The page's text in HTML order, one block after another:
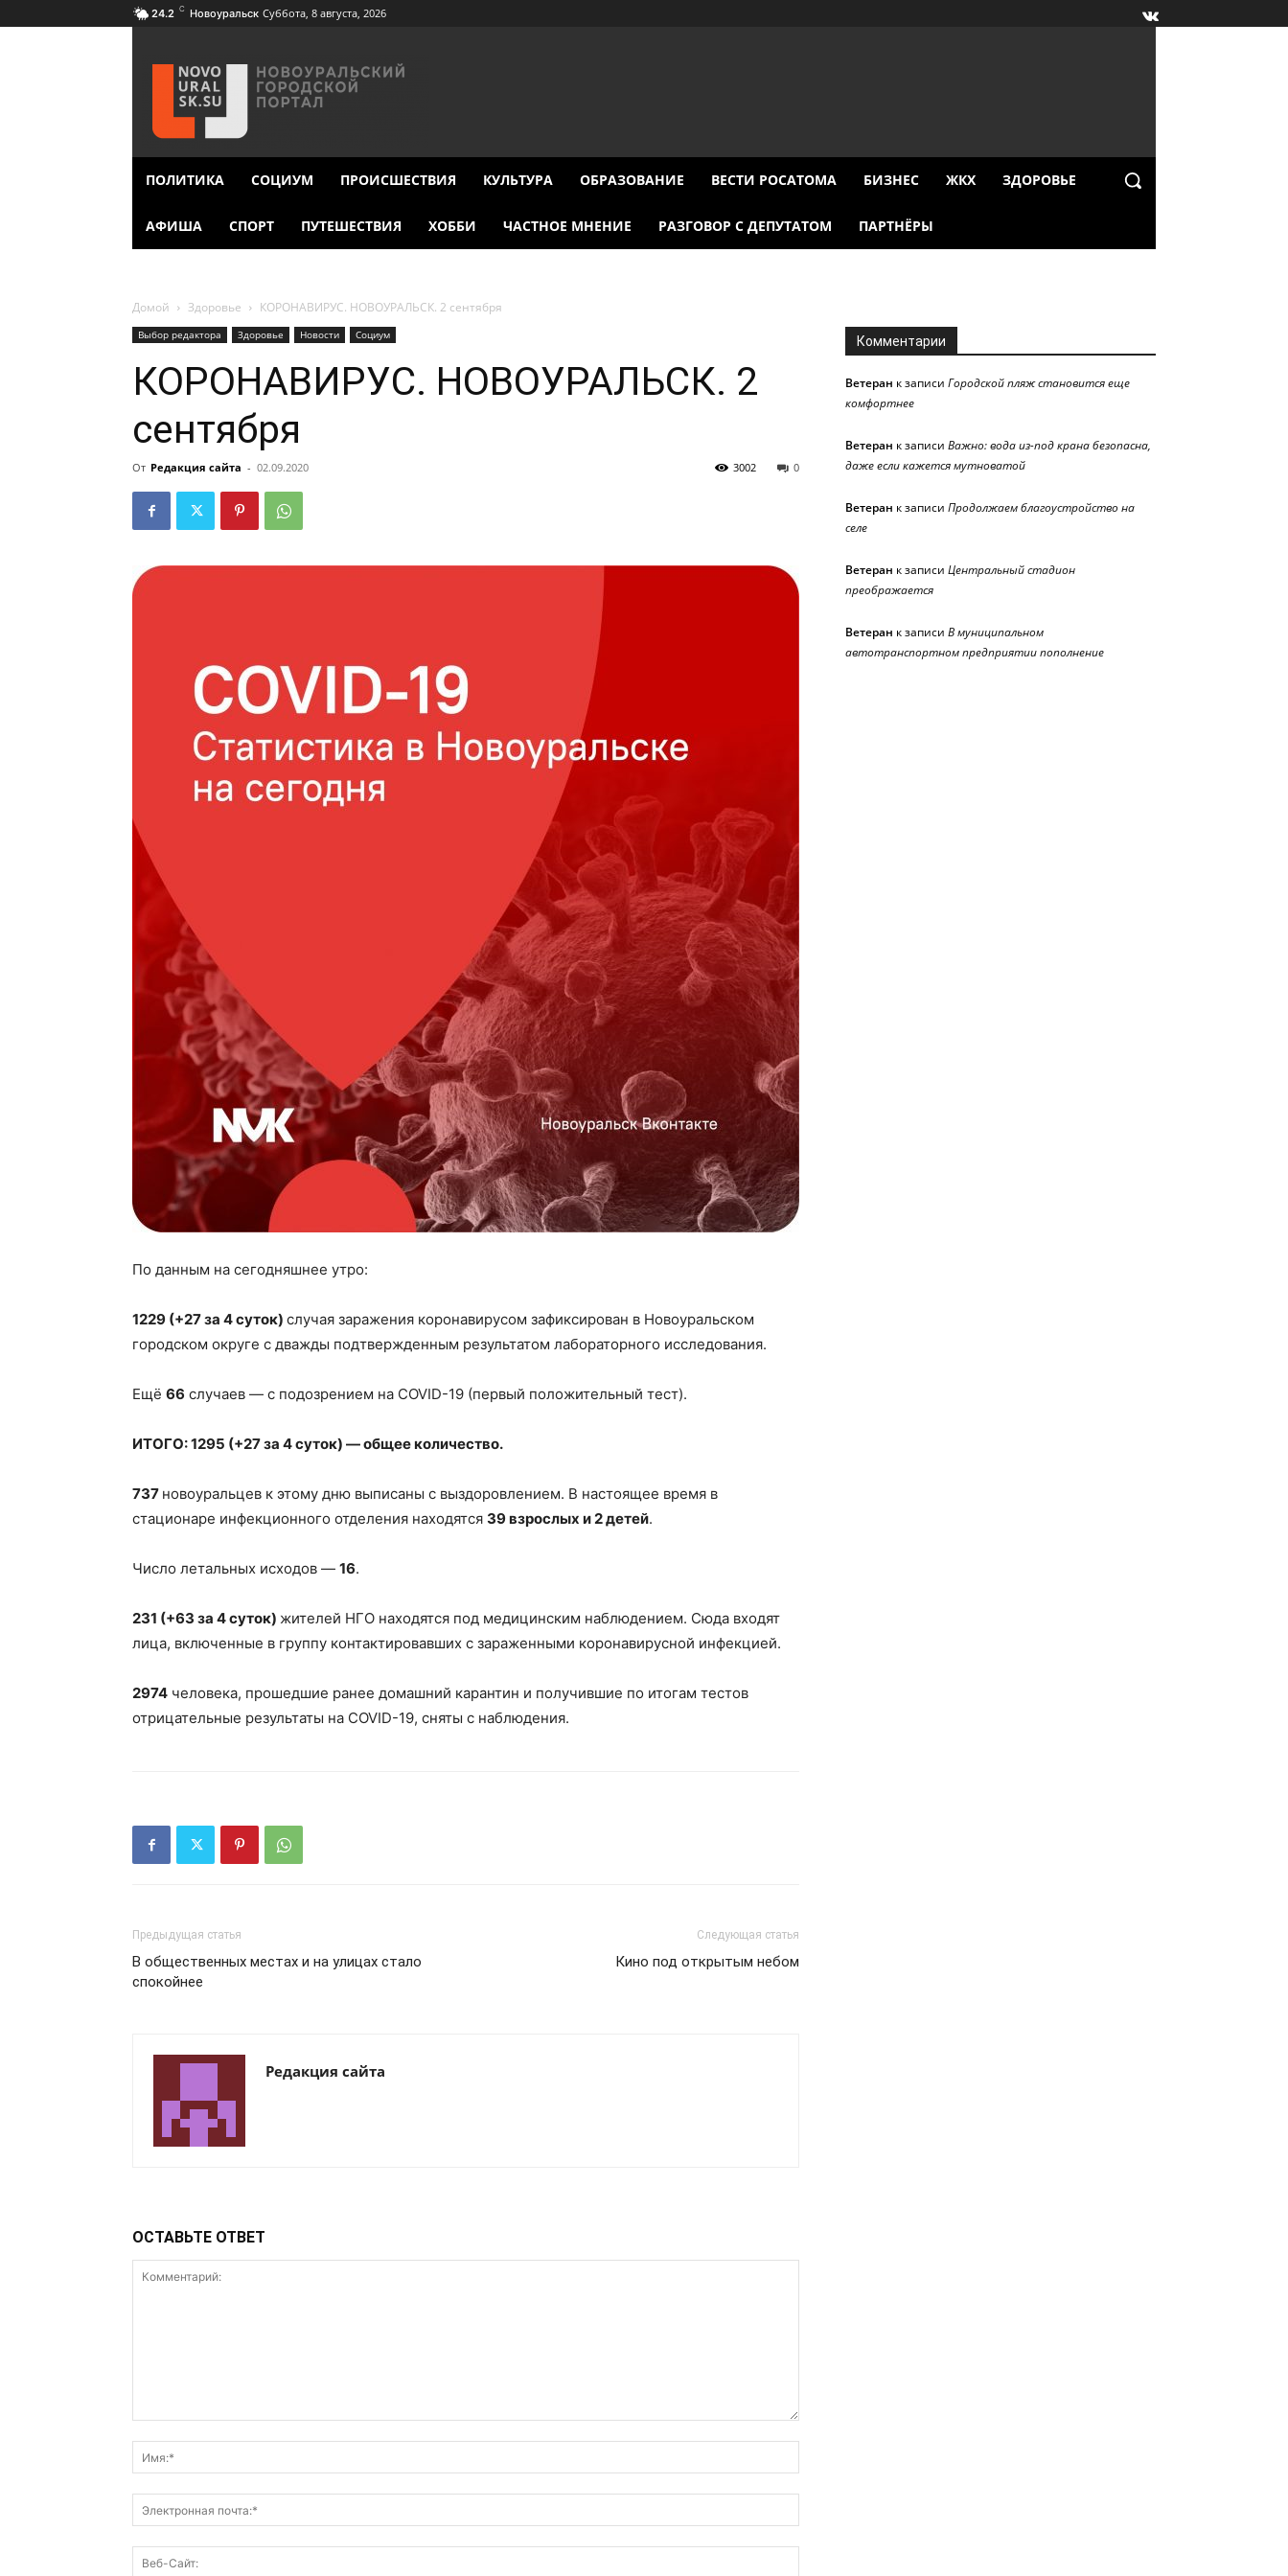
24.2 C Новоуральск Суббота, 8 августа, 2026
ПОЛИТИКА СОЦИУМ ПРОИСШЕСТВИЯ КУЛЬТУРА ОБРАЗОВАНИЕ ВЕСТИ РОСАТОМА БИЗНЕС ЖКХ ЗДОРОВЬЕ
АФИША СПОРТ ПУТЕШЕСТВИЯ ХОББИ ЧАСТНОЕ МНЕНИЕ РАЗГОВОР С ДЕПУТАТОМ ПАРТНЁРЫ
Домой Здоровье КОРОНАВИРУС. НОВОУРАЛЬСК. 2 сентября
Выбор редактора Здоровье Новости Социум
КОРОНАВИРУС. НОВОУРАЛЬСК. 2
сентября
От Редакция сайта - 02.09.2020 0
3002
По данным на сегодняшнее утро:
1229 (+27 за 4 суток) случая заражения коронавирусом зафиксирован в Новоуральском
городском округе с дважды подтвержденным результатом лабораторного исследования.
Ещё 66 случаев — с подозрением на COVID-19 (первый положительный тест).
ИТОГО: 1295 (+27 за 4 суток) — общее количество.
737 новоуральцев к этому дню выписаны с выздоровлением. В настоящее время в
стационаре инфекционного отделения находятся 39 взрослых и 2 детей.
Число летальных исходов — 16.
231 (+63 за 4 суток) жителей НГО находятся под медицинским наблюдением. Сюда входят
лица, включенные в группу контактировавших с зараженными коронавирусной инфекцией.
2974 человека, прошедшие ранее домашний карантин и получившие по итогам тестов
отрицательные результаты на COVID-19, сняты с наблюдения.
Предыдущая статья
В общественных местах и на улицах стало
спокойнее
Следующая статья
Кино под открытым небом
Редакция сайта
ОСТАВЬТЕ ОТВЕТ
Комментарии
Ветеран к записи Городской пляж становится еще
комфортнее
Ветеран к записи Важно: вода из-под крана безопасна,
даже если кажется мутноватой
Ветеран к записи Продолжаем благоустройство на
селе
Ветеран к записи Центральный стадион
преображается
Ветеран к записи В муниципальном
автотранспортном предприятии пополнение